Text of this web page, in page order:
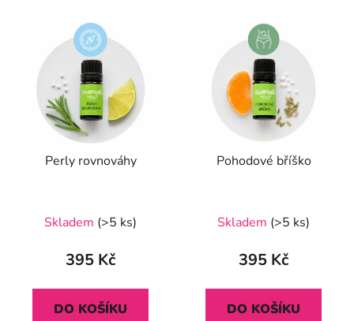
Perly rovnováhy
Skladem (>5 ks)
395 Kč
DO KOŠÍKU
Pohodové bříško
hodnocení
produktu
5,0
z
Skladem (>5 ks)
395 Kč
DO KOŠÍKU